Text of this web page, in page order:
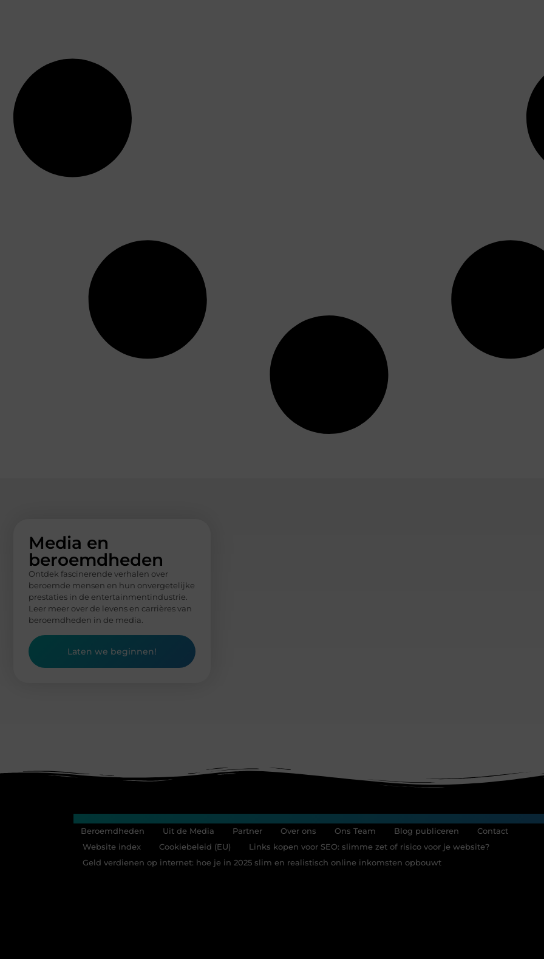
Media en
beroemdheden
Ontdek fascinerende verhalen over
beroemde mensen en hun onvergetelijke
prestaties in de entertainmentindustrie.
Leer meer over de levens en carrières van
beroemdheden in de media.
Laten we beginnen!
Beroemdheden Uit de Media Partner Over ons Ons Team Blog publiceren
Contact
Website index
Cookiebeleid (EU)
Links kopen voor SEO: slimme zet of risico voor je website?
Geld verdienen op internet: hoe je in 2025 slim en realistisch online inkomsten opbouwt